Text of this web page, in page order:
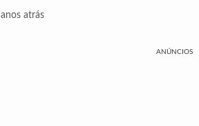
atrás
ANÚNCIOS